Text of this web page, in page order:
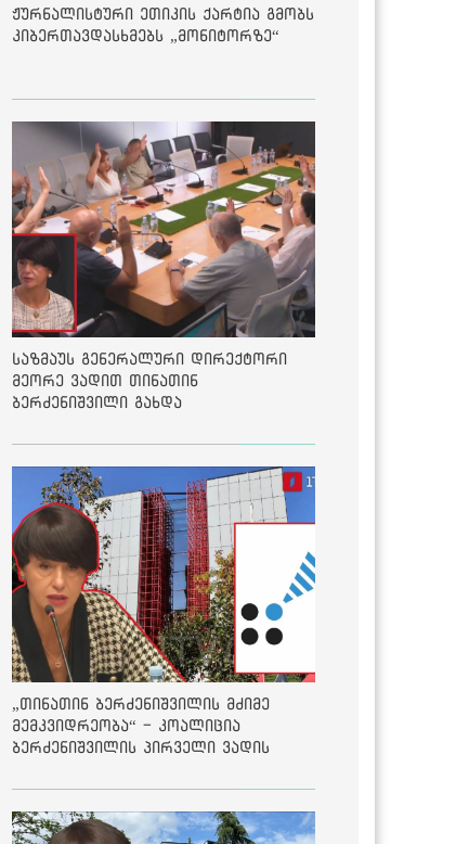
ჟურნალისტური ეთიკის ქარტია გმობს
კიბერთავდასხმებს „მონიტორზე“
საზმაუს გენერალური დირექტორი
მეორე ვადით თინათინ
ბერძენიშვილი გახდა
„თინათინ ბერძენიშვილის მძიმე
მემკვიდრეობა“ - კოალიცია
ბერძენიშვილის პირველი ვადის